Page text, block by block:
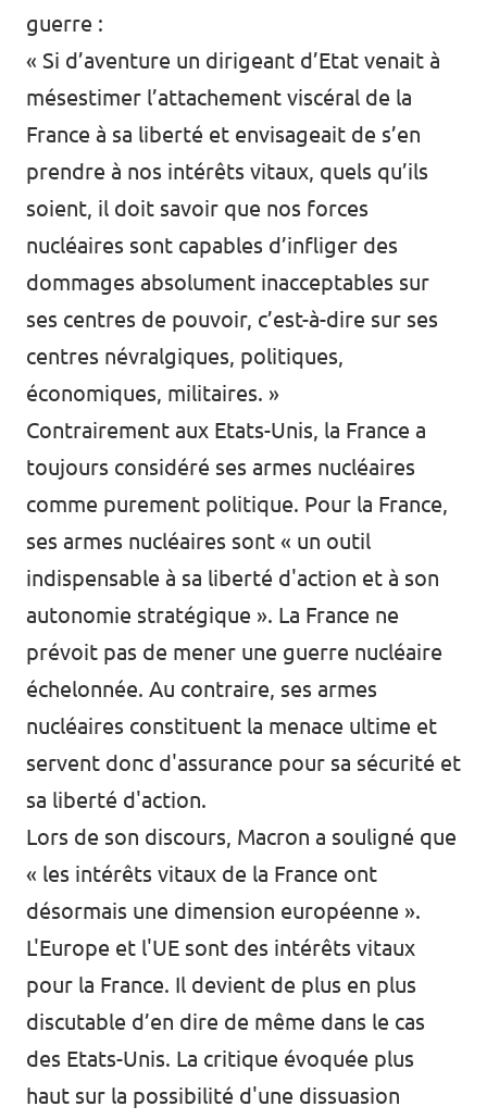
guerre :
« Si d’aventure un dirigeant d’Etat venait à
mésestimer l’attachement viscéral de la
France à sa liberté et envisageait de s’en
prendre à nos intérêts vitaux, quels qu’ils
soient, il doit savoir que nos forces
nucléaires sont capables d’infliger des
dommages absolument inacceptables sur
ses centres de pouvoir, c’est-à-dire sur ses
centres névralgiques, politiques,
économiques, militaires. »
Contrairement aux Etats-Unis, la France a
toujours considéré ses armes nucléaires
comme purement politique. Pour la France,
ses armes nucléaires sont « un outil
indispensable à sa liberté d'action et à son
autonomie stratégique ». La France ne
prévoit pas de mener une guerre nucléaire
échelonnée. Au contraire, ses armes
nucléaires constituent la menace ultime et
servent donc d'assurance pour sa sécurité et
sa liberté d'action.
Lors de son discours, Macron a souligné que
« les intérêts vitaux de la France ont
désormais une dimension européenne ».
L'Europe et l'UE sont des intérêts vitaux
pour la France. Il devient de plus en plus
discutable d’en dire de même dans le cas
des Etats-Unis. La critique évoquée plus
haut sur la possibilité d'une dissuasion